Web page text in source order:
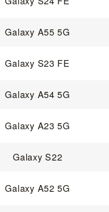
Galaxy A55 5G
Galaxy S23 FE
Galaxy A54 5G
Galaxy A23 5G
Galaxy S22
Galaxy A52 5G